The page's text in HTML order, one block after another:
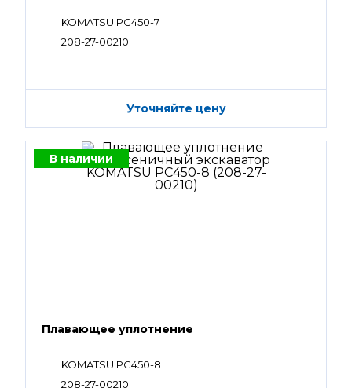
KOMATSU PC450-7
208-27-00210
Уточняйте цену
В наличии
Плавающее уплотнение
KOMATSU PC450-8
208-27-00210